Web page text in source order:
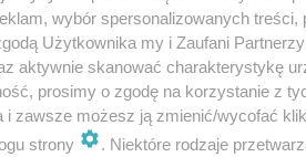
ryzyko powikłań. Dotyczy to
powikłań ciąży, jak i powikłań u
masą ciała.
wybór spersonalizowanych
Użytkownika my i Zaufani
aktywnie skanować charakterystykę
prosimy o zgodę na korzystanie z
i zawsze możesz ją zmienić/wycofać
strony
. Niektóre rodzaje